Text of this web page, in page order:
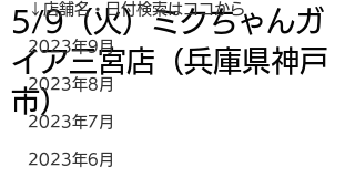
↓店舗名・日付検索はココから
2023年9月
2023年8月
2023年7月
2023年6月
5/9（火）ミクちゃんガ
イア三宮店（兵庫県神戸
市）